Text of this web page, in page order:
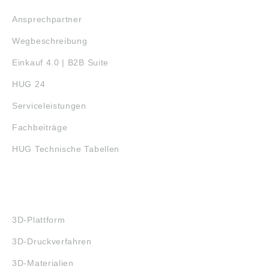
Ansprechpartner
Wegbeschreibung
Einkauf 4.0 | B2B Suite
HUG 24
Serviceleistungen
Fachbeiträge
HUG Technische Tabellen
3D-Plattform
3D-Druckverfahren
3D-Materialien